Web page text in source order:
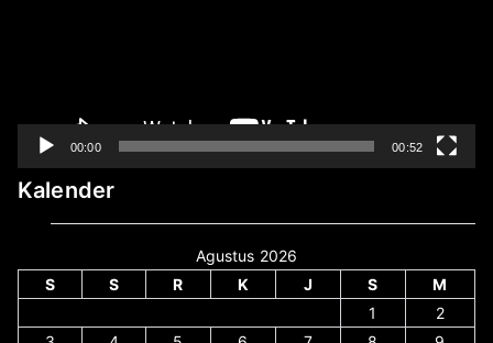
00:00 00:52
Kalender
Agustus 2026
S
S R K J S
M
1
2